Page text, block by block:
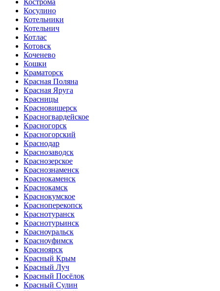
Кострома
Косулино
Котельники
Котельнич
Котлас
Котовск
Коченево
Кошки
Краматорск
Красная Поляна
Красная Яруга
Красницы
Красновишерск
Красногвардейское
Красногорск
Красногорский
Краснодар
Краснозаводск
Краснозерское
Краснознаменск
Краснокаменск
Краснокамск
Краснокумское
Красноперекопск
Краснотуранск
Краснотурьинск
Красноуральск
Красноуфимск
Красноярск
Красный Крым
Красный Луч
Красный Посёлок
Красный Сулин